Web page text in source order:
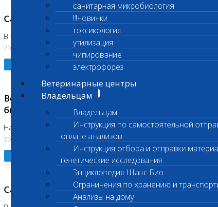
санитарная микробиология
!!!новинки
токсикология
утилизация
чипирование
электрофорез
Ветеринарные центры
Владельцам
Владельцам
Инструкция по самостоятельной
оплате анализов
Инструкция отбора и отправки
генетические исследования
Энциклопедия Шанс Био
Ограничения по хранению и
Анализы на дому
Санитарный день
В Бутово 21.07.2026
20.07.2026
Подробнее
Возобновлено выполнение срочных
биохимических исследований
На Нагорной
20.07.2026
Подробнее
Санитарный день